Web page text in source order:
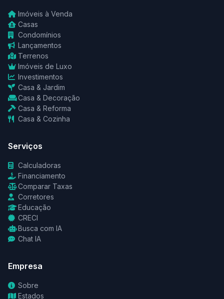
Imóveis à Venda
Casas
Condomínios
Lançamentos
Terrenos
Imóveis de Luxo
Investimentos
Casa & Jardim
Casa & Decoração
Casa & Reforma
Casa & Cozinha
Serviços
Calculadoras
Financiamento
Comparar Taxas
Corretores
Educação
CRECI
Busca com IA
Chat IA
Empresa
Sobre
Estados